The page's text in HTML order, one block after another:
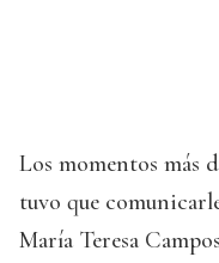
Los momentos más
tuvo que
María Teresa